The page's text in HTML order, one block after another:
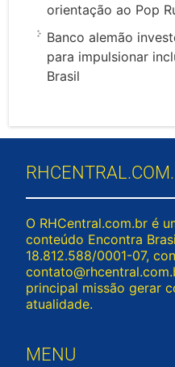
orientação ao Pop
Banco alemão
para impulsionar
Brasil
O RHCentral.com.br é
conteúdo Encontra
18.812.588/0001-07,
principal missão gerar
atualidade.
MENU